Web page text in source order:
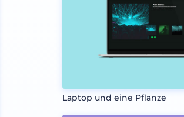
Laptop und eine Pflanze